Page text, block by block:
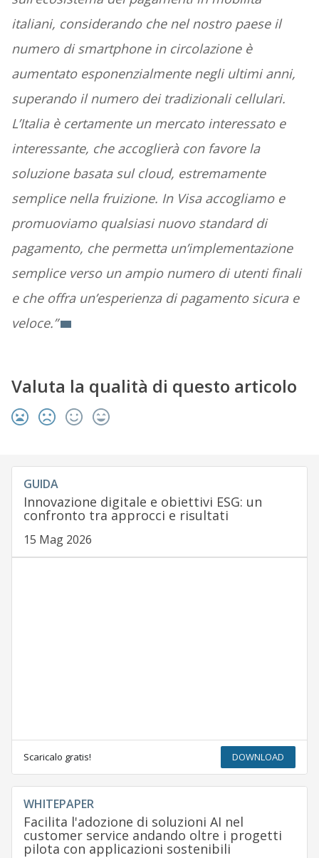
italiani, considerando che nel nostro paese il
numero di smartphone in circolazione è
aumentato esponenzialmente negli ultimi anni,
superando il numero dei tradizionali cellulari.
L’Italia è certamente un mercato interessato e
interessante, che accoglierà con favore la
soluzione basata sul cloud, estremamente
semplice nella fruizione. In Visa accogliamo e
promuoviamo qualsiasi nuovo standard di
pagamento, che permetta un’implementazione
semplice verso un ampio numero di utenti finali
e che offra un’esperienza di pagamento sicura e
veloce.”
Valuta la qualità di questo articolo
GUIDA
Innovazione digitale e obiettivi ESG: un
confronto tra approcci e risultati
15 Mag 2026
Scaricalo gratis! DOWNLOAD
WHITEPAPER
Facilita l'adozione di soluzioni AI nel
customer service andando oltre i progetti
pilota con applicazioni sostenibili